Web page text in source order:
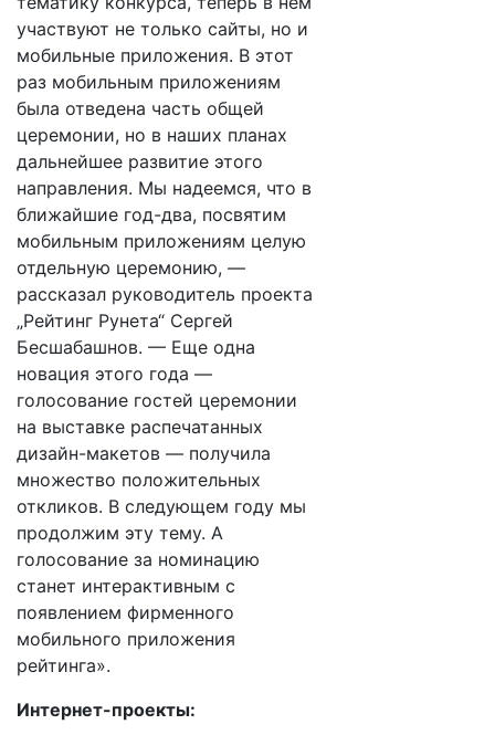
участвуют не только сайты, но и
мобильные приложения. В этот
раз мобильным приложениям
была отведена часть общей
церемонии, но в наших планах
дальнейшее развитие этого
направления. Мы надеемся, что в
ближайшие год-два, посвятим
мобильным приложениям целую
отдельную церемонию, —
рассказал руководитель проекта
„Рейтинг Рунета“ Сергей
Бесшабашнов. — Еще одна
новация этого года —
голосование гостей церемонии
на выставке распечатанных
дизайн-макетов — получила
множество положительных
откликов. В следующем году мы
продолжим эту тему. А
голосование за номинацию
станет интерактивным с
появлением фирменного
мобильного приложения
рейтинга».
Интернет-проекты: